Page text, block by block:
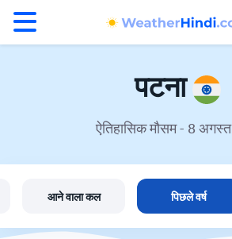
मेंरी लोकेशन
पटना
ऐतिहासिक मौसम - 8 अगस्त
आने वाला कल पिछले वर्ष